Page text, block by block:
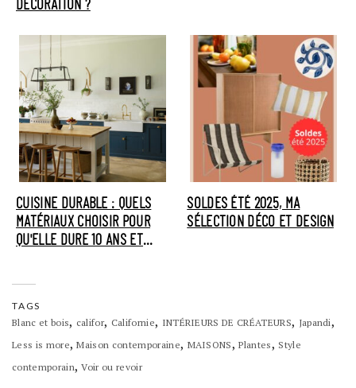
DÉCORATION ?
CUISINE DURABLE : QUELS
MATÉRIAUX CHOISIR POUR
QU'ELLE DURE 10 ANS ET
SOLDES ÉTÉ 2025, MA
SÉLECTION DÉCO ET DESIGN
TAGS
Blanc et bois, califor, Californie, INTÉRIEURS DE CRÉATEURS, Japandi,
Less is more,Maison contemporaine, MAISONS,Plantes, Style
contemporain,Voir ou revoir